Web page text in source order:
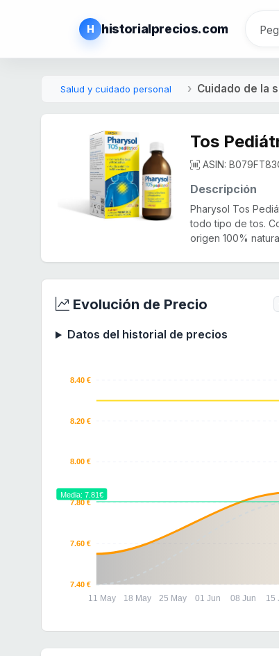
H historialprecios.com
Salud y cuidado personal Cuidado de la
Tos
ASIN:
Descripción
Pharysol Tos
todo tipo de tos.
origen 100%
Evolución de Precio
Datos del historial de precios
8.40 €
8.20 €
8.00 €
7.80 €
7.60 €
7.40 €
11 May 18 May 25 May 01 Jun 08 Jun 15
Media: 7.81€